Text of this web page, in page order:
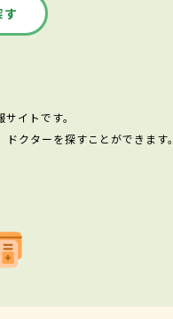
イトです。
クターを探すことができます。